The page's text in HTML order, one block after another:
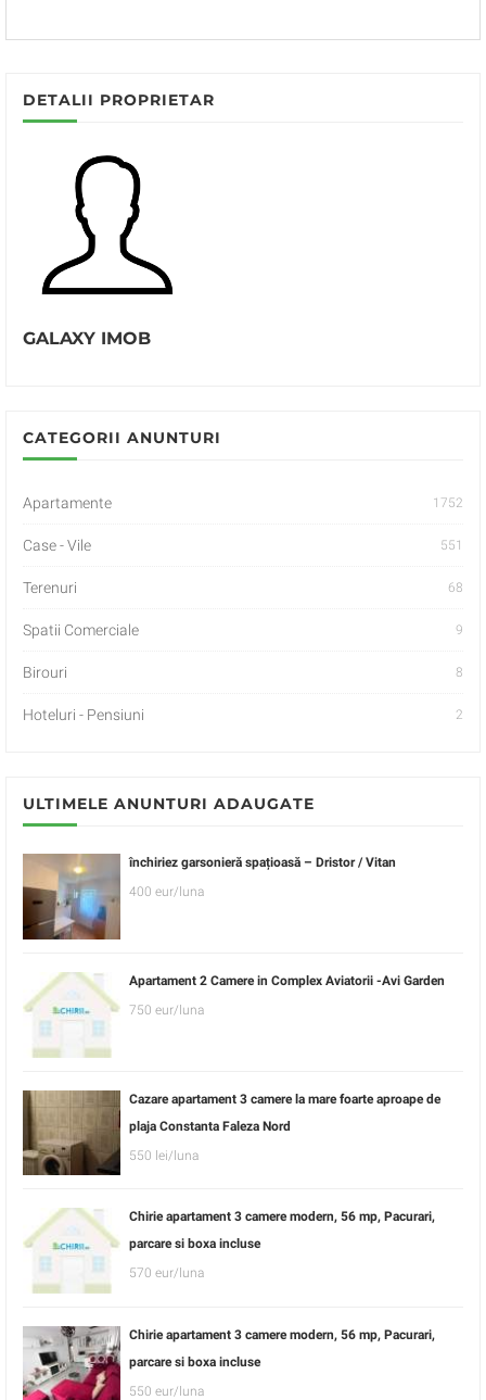
DETALII PROPRIETAR
GALAXY IMOB
CATEGORII ANUNTURI
Apartamente 1752
Case - Vile 551
Terenuri 68
Spatii Comerciale 9
Birouri 8
Hoteluri - Pensiuni 2
ULTIMELE ANUNTURI ADAUGATE
închiriez garsonieră spațioasă – Dristor / Vitan
400 eur/luna
Apartament 2 Camere in Complex Aviatorii -Avi Garden
750 eur/luna
Cazare apartament 3 camere la mare foarte aproape de
plaja Constanta Faleza Nord
550 lei/luna
Chirie apartament 3 camere modern, 56 mp, Pacurari,
parcare si boxa incluse
570 eur/luna
Chirie apartament 3 camere modern, 56 mp, Pacurari,
parcare si boxa incluse
550 eur/luna